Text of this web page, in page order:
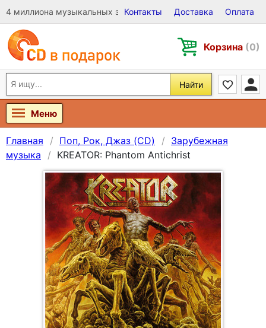
4 миллиона музыкальных записей на Виниле, CD и DVD
Контакты Доставка Оплата
Корзина (0)
Найти
Меню
Главная Поп, Рок, Джаз (CD)
Зарубежная
музыка
KREATOR: Phantom Antichrist